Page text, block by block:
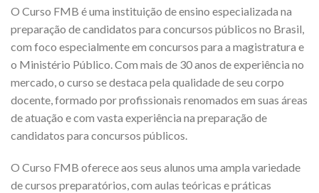
O Curso FMB é uma instituição de ensino especializada na
preparação de candidatos para concursos públicos no Brasil,
com foco especialmente em concursos para a magistratura e
o Ministério Público. Com mais de 30 anos de experiência no
mercado, o curso se destaca pela qualidade de seu corpo
docente, formado por profissionais renomados em suas áreas
de atuação e com vasta experiência na preparação de
candidatos para concursos públicos.
O Curso FMB oferece aos seus alunos uma ampla variedade
de cursos preparatórios, com aulas teóricas e práticas